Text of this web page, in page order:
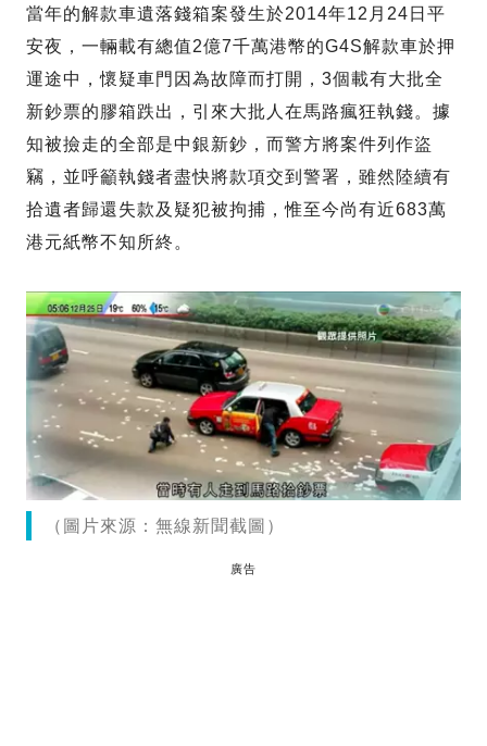
當年的解款車遺落錢箱案發生於2014年12月24日平
安夜，一輛載有總值2億7千萬港幣的G4S解款車於押
運途中，懷疑車門因為故障而打開，3個載有大批全
新鈔票的膠箱跌出，引來大批人在馬路瘋狂執錢。據
知被撿走的全部是中銀新鈔，而警方將案件列作盜
竊，並呼籲執錢者盡快將款項交到警署，雖然陸續有
拾遺者歸還失款及疑犯被拘捕，惟至今尚有近683萬
港元紙幣不知所終。
（圖片來源：無線新聞截圖）
廣告